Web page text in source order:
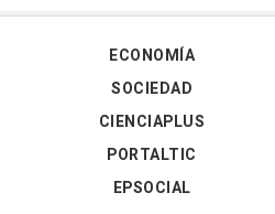
ECONOMÍA
SOCIEDAD
CIENCIAPLUS
PORTALTIC
EPSOCIAL